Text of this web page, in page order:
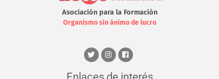
Asociación para la Formación
Organismo sin ánimo de lucro